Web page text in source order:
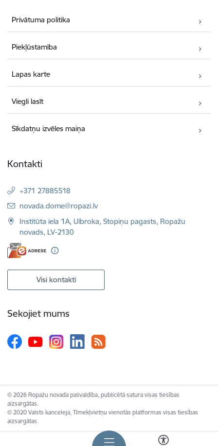
Privātuma politika
Piekļūstamība
Lapas karte
Viegli lasīt
Sīkdatņu izvēles maiņa
Kontakti
+371 27885518
E-pasts:
novada.dome@ropazi.lv
Institūta iela 1A, Ulbroka, Stopiņu pagasts, Ropažu
novads, LV-2130
Visi kontakti
Sekojiet mums
© 2026 Ropažu novada pašvaldība, publicētā satura visas tiesības
aizsargātas.
© 2020 Valsts kanceleja, Tīmekļvietņu vienotās platformas visas tiesības
aizsargātas.